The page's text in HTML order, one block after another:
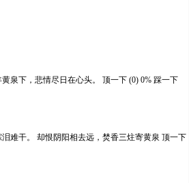
泉下，悲情尽日在心头。 顶一下 (0) 0% 踩一下
难干。 却恨阴阳相去远，焚香三炷寄黄泉 顶一下